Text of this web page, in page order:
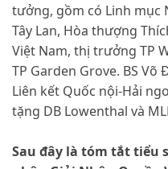
tưởng, gồm có Linh mục
Tây Lan, Hòa thượng
Việt Nam, thị trưởng TP
TP Garden Grove. BS
Liên kết Quốc nội-Hải
tặng DB Lowenthal và
Sau đây là tóm tắt tiểu